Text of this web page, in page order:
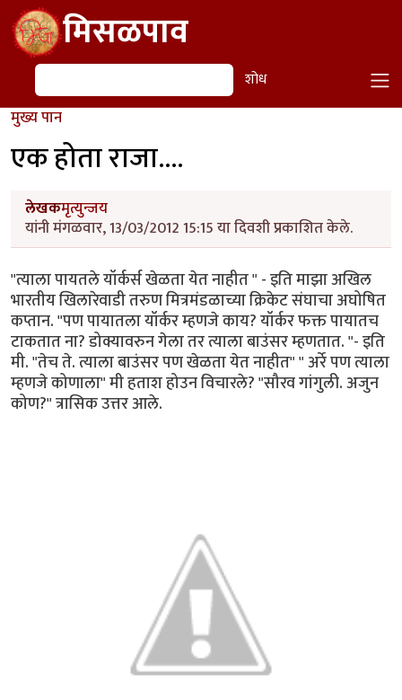
Skip to main contentमिसळपाव
शोध शोध
मुख्य पान
एक होता राजा....
लेखकमृत्युन्जय
यांनी मंगळवार, 13/03/2012 15:15 या दिवशी प्रकाशित केले.
"त्याला पायतले यॉर्कर्स खेळता येत नाहीत " - इति माझा अखिल
भारतीय खिलारेवाडी तरुण मित्रमंडळाच्या क्रिकेट संघाचा अघोषित
कप्तान. "पण पायातला यॉर्कर म्हणजे काय? यॉर्कर फक्त पायातच
टाकतात ना? डोक्यावरुन गेला तर त्याला बाउंसर म्हणतात. "- इति
मी. "तेच ते. त्याला बाउंसर पण खेळता येत नाहीत" " अर्रे पण त्याला
म्हणजे कोणाला" मी हताश होउन विचारले? "सौरव गांगुली. अजुन
कोण?" त्रासिक उत्तर आले.